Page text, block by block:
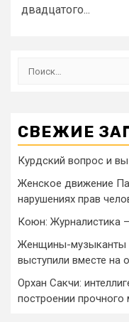
двадцатого...
СВЕЖИЕ
Курдский вопрос и
Женское движение
нарушениях прав
Коюн: Журналистика
Женщины-музыканты
выступили вместе на
Орхан Сакчи:
построении прочного